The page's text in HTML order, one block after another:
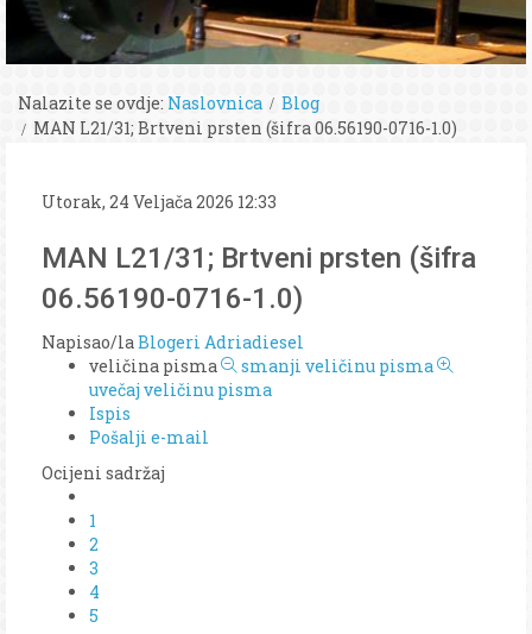
Nalazite se ovdje: Naslovnica
Blog
MAN L21/31; Brtveni prsten (šifra 06.56190-0716-1.0)
Utorak, 24 Veljača 2026 12:33
MAN L21/31; Brtveni prsten (šifra
06.56190-0716-1.0)
Napisao/la Blogeri Adriadiesel
veličina pisma
smanji veličinu pisma
uvečaj veličinu pisma
Ispis
Pošalji e-mail
Ocijeni sadržaj
1
2
3
4
5